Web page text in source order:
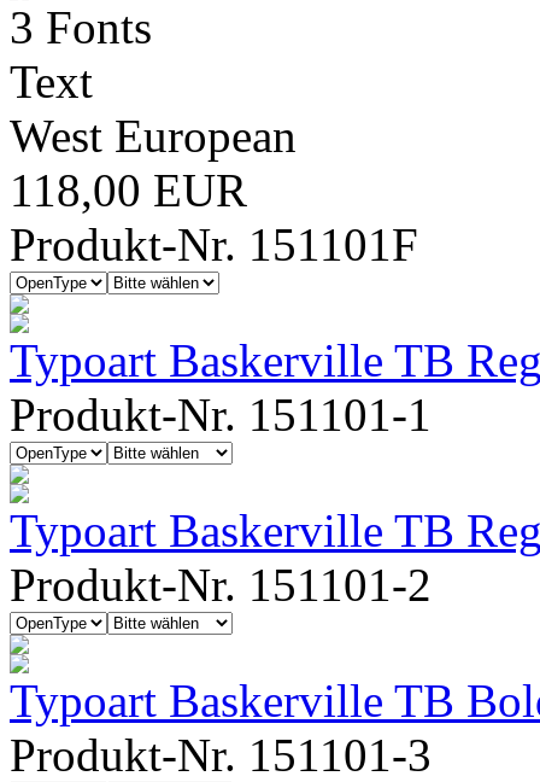
3 Fonts
Text
West European
118,00 EUR
Produkt-Nr. 151101F
Typoart Baskerville TB
Produkt-Nr. 151101-1
Typoart Baskerville TB
Produkt-Nr. 151101-2
Typoart Baskerville TB
Produkt-Nr. 151101-3